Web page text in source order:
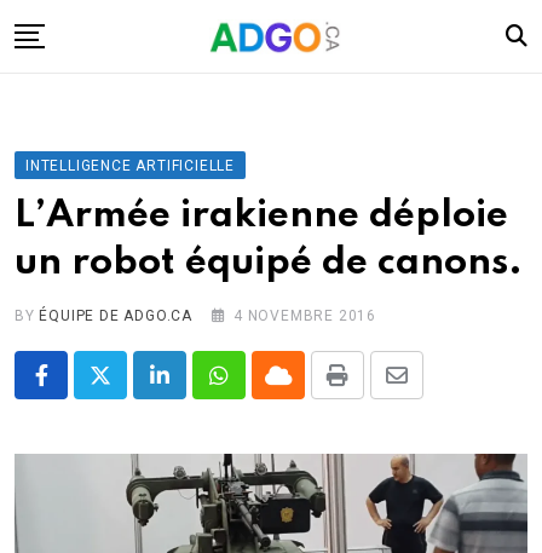
to
Santé
Énergie
Robots
Tech.
Militaire
Sciences
Culture
INTELLIGENCE ARTIFICIELLE
L’Armée irakienne déploie
un robot équipé de canons.
BYÉQUIPE DE ADGO.CA 4 NOVEMBRE 2016
LinkedInWhatsappCloudPrint
Share
Email